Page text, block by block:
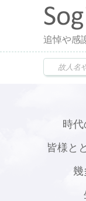
追悼や感
時
皆様と